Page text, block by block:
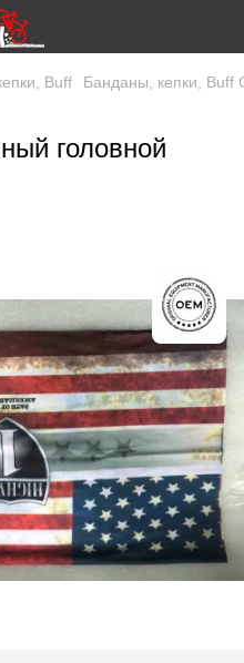
Buff Банданы, кепки, Buff
головной